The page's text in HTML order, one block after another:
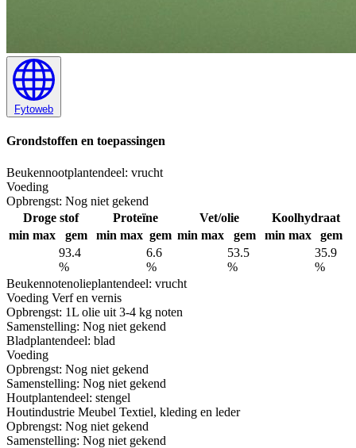
Fytoweb
Grondstoffen en toepassingen
Beukennootplantendeel: vrucht
Voeding
Opbrengst: Nog niet gekend
Droge stof
Proteïne Vet/olie
Koolhydraat
min max gem min max gem min max gem min max
gem
93.4
%
6.6
%
53.5
%
35.9
%
Beukennotenolieplantendeel: vrucht
Voeding Verf en vernis
Opbrengst: 1L olie uit 3-4 kg noten
Samenstelling: Nog niet gekend
Bladplantendeel: blad
Voeding
Opbrengst: Nog niet gekend
Samenstelling: Nog niet gekend
Houtplantendeel: stengel
Houtindustrie Meubel Textiel, kleding en leder
Opbrengst: Nog niet gekend
Samenstelling: Nog niet gekend